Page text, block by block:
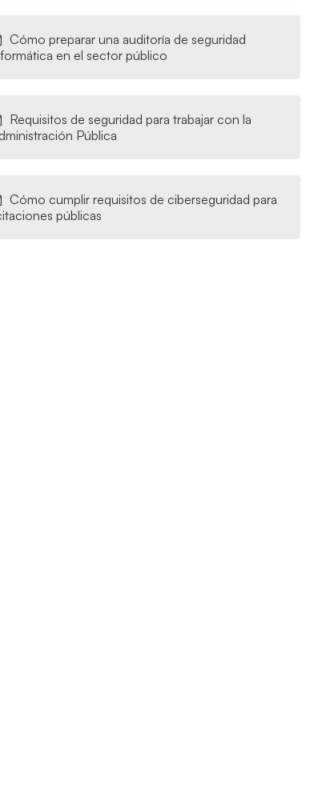
Cómo preparar una auditoría de seguridad
en el sector público
Requisitos de seguridad para trabajar con la
Pública
Cómo cumplir requisitos de ciberseguridad para
públicas